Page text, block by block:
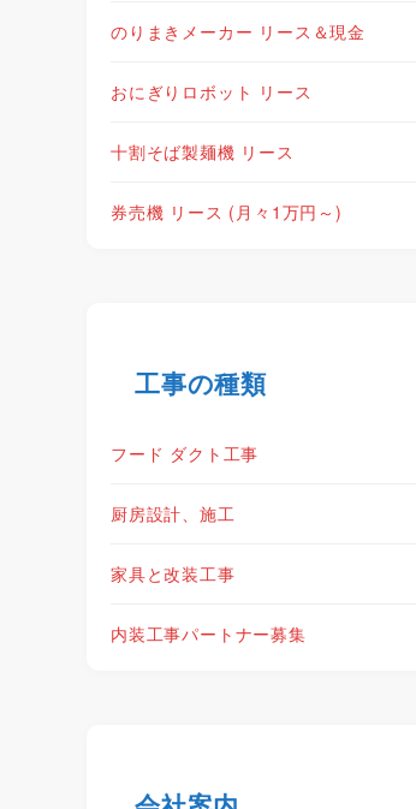
のりまきメーカー リース＆現金
おにぎりロボット リース
十割そば製麺機 リース
券売機 リース (月々1万円～)
工事の種類
フード ダクト工事
厨房設計、施工
家具と改装工事
内装工事パートナー募集